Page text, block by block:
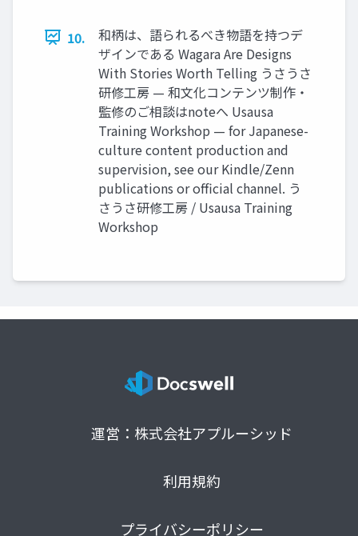
10.
和柄は、語られるべき物語を持つデ
ザインである Wagara Are Designs
With Stories Worth Telling うさうさ
研修工房 — 和文化コンテンツ制作・
監修のご相談はnoteへ Usausa
Training Workshop — for Japanese-
culture content production and
supervision, see our Kindle/Zenn
publications or official channel. う
さうさ研修工房 / Usausa Training
Workshop
運営：株式会社アプルーシッド
利用規約
プライバシーポリシー